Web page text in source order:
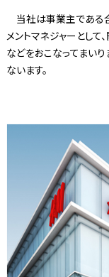
当社は事業主である
メントマネジャーとして
などをおこなってまい
ないます。